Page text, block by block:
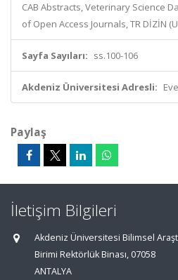
CAB Abstracts, Veterinary Science
of Open Access Journals, TR DİZİN
Sayfa Sayıları: ss.100-106
Akdeniz Üniversitesi Adresli:
Paylaş
İletişim Bilgileri
Akdeniz Üniversitesi Bilimsel
Birimi Rektörlük Binası, 07058
ANTALYA